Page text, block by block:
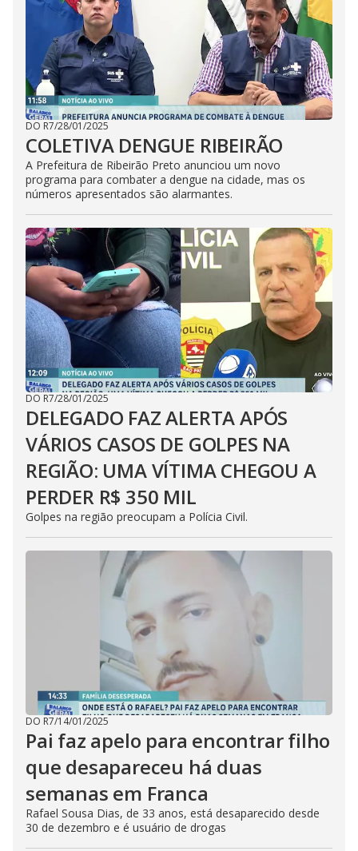
DO R7/28/01/2025
COLETIVA DENGUE RIBEIRÃO
A Prefeitura de Ribeirão Preto anunciou um novo
programa para combater a dengue na cidade, mas os
números apresentados são alarmantes.
DO R7/28/01/2025
DELEGADO FAZ ALERTA APÓS
VÁRIOS CASOS DE GOLPES NA
REGIÃO: UMA VÍTIMA CHEGOU A
PERDER R$ 350 MIL
Golpes na região preocupam a Polícia Civil.
DO R7/14/01/2025
Pai faz apelo para encontrar filho
que desapareceu há duas
semanas em Franca
Rafael Sousa Dias, de 33 anos, está desaparecido desde
30 de dezembro e é usuário de drogas